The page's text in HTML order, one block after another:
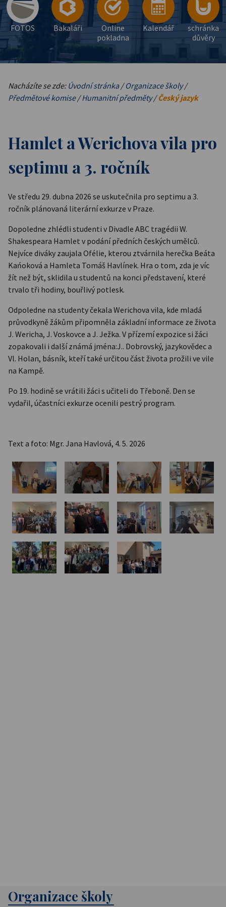
FOTOS Bakaláři
Online
pokladna
Kalendář
schránka
důvěry
Nacházíte se zde: Úvodní stránka/Organizace školy/
Předmětové komise/Humanitní předměty/Český jazyk
Hamlet a Werichova vila pro
septimu a 3. ročník
Ve středu 29. dubna 2026 se uskutečnila pro septimu a 3.
ročník plánovaná literární exkurze v Praze.
Dopoledne zhlédli studenti v Divadle ABC tragédii W.
Shakespeara Hamlet v podání předních českých umělců.
Nejvíce diváky zaujala Ofélie, kterou ztvárnila herečka Beáta
Kańoková a Hamleta Tomáš Havlínek. Hra o tom, zda je víc
žít než být, sklidila u studentů na konci představení, které
trvalo tři hodiny, bouřlivý potlesk.
Odpoledne na studenty čekala Werichova vila, kde mladá
průvodkyně žákům připomněla základní informace ze života
J. Wericha, J. Voskovce a J. Ježka. V přízemí expozice si žáci
zopakovali i další známá jména:J.. Dobrovský, jazykovědec a
Vl. Holan, básník, kteří také určitou část života prožili ve vile
na Kampě.
Po 19. hodině se vrátili žáci s učiteli do Třeboně. Den se
vydařil, účastníci exkurze ocenili pestrý program.
Text a foto: Mgr. Jana Havlová, 4. 5. 2026
Organizace školy